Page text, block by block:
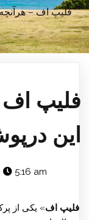
فلیپ اف – هرآنچه
فلیپ اف
این
5:16 am
فلیپ اف» یکی از